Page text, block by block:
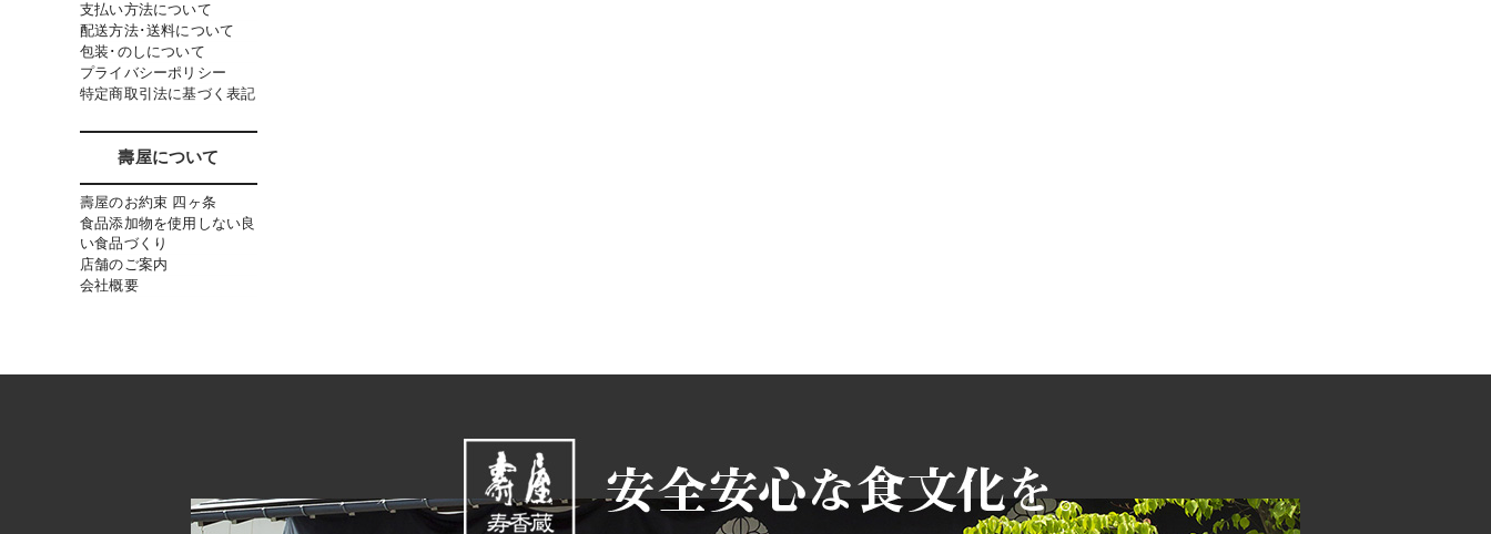
支払い方法について
配送方法･送料について
包装･のしについて
プライバシーポリシー
特定商取引法に基づく表記
壽屋について
壽屋のお約束 四ヶ条
食品添加物を使用しない良
い食品づくり
店舗のご案内
会社概要